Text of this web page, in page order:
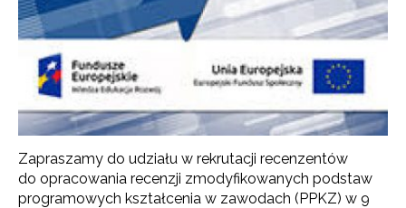
Zapraszamy do udziału w rekrutacji recenzentów
do opracowania recenzji zmodyfikowanych podstaw
programowych kształcenia w zawodach (PPKZ) w 9